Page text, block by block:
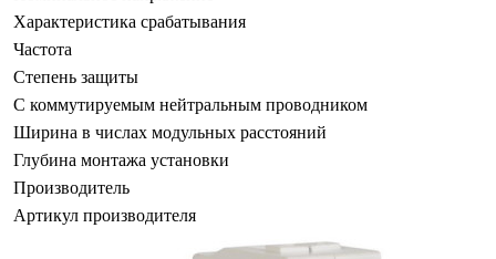
Характеристика срабатывания
Частота
Степень защиты
С коммутируемым нейтральным проводником
Ширина в числах модульных расстояний
Глубина монтажа установки
Производитель
Артикул производителя